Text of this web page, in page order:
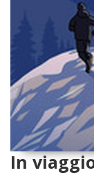
In